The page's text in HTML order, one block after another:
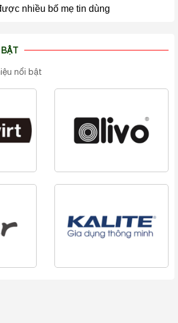
nhiều bố mẹ tin dùng
BẬT
nổi bật